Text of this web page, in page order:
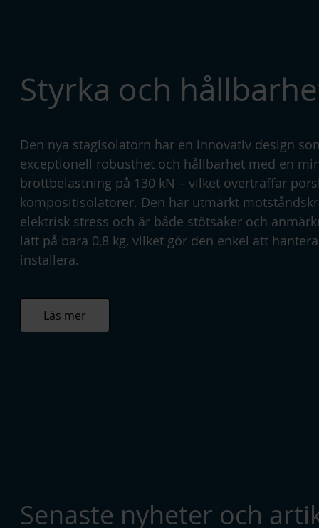
Styrka och
Den nya stagisolatorn har en innovativ design
exceptionell robusthet och hållbarhet med en
brottbelastning på 130 kN – vilket överträffar
kompositisolatorer. Den har utmärkt
elektrisk stress och är både stötsäker och
lätt på bara 0,8 kg, vilket gör den enkel att
installera.
Läs mer
Senaste nyheter och